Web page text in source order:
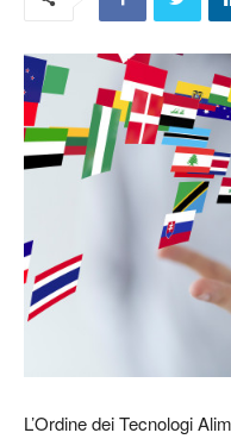
L’Ordine dei Tecnologi